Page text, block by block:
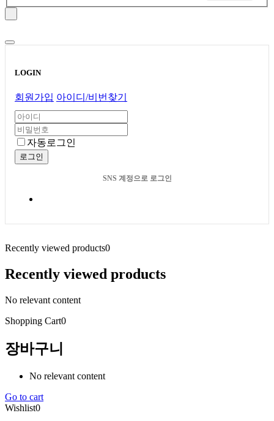
LOGIN
회원가입 아이디/비번찾기
자동로그인
로그인
SNS 계정으로 로그인
Recently viewed products0
Recently viewed products
No relevant content
Shopping Cart0
장바구니
No relevant content
Go to cart
Wishlist0